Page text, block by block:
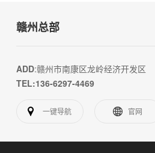
赣州总部
ADD:赣州市南康区龙岭经济开发区
TEL:136-6297-4469
一键导航 官网